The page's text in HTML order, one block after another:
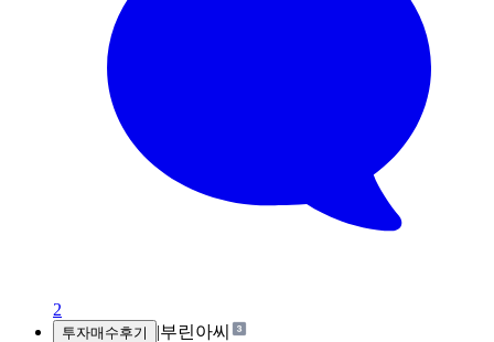
2
투자매수후기 |부린아씨